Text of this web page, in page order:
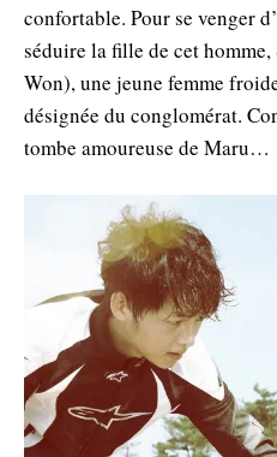
confortable. Pour se venger
séduire la fille de cet
Won), une jeune femme
désignée du conglomérat.
tombe amoureuse de Maru…